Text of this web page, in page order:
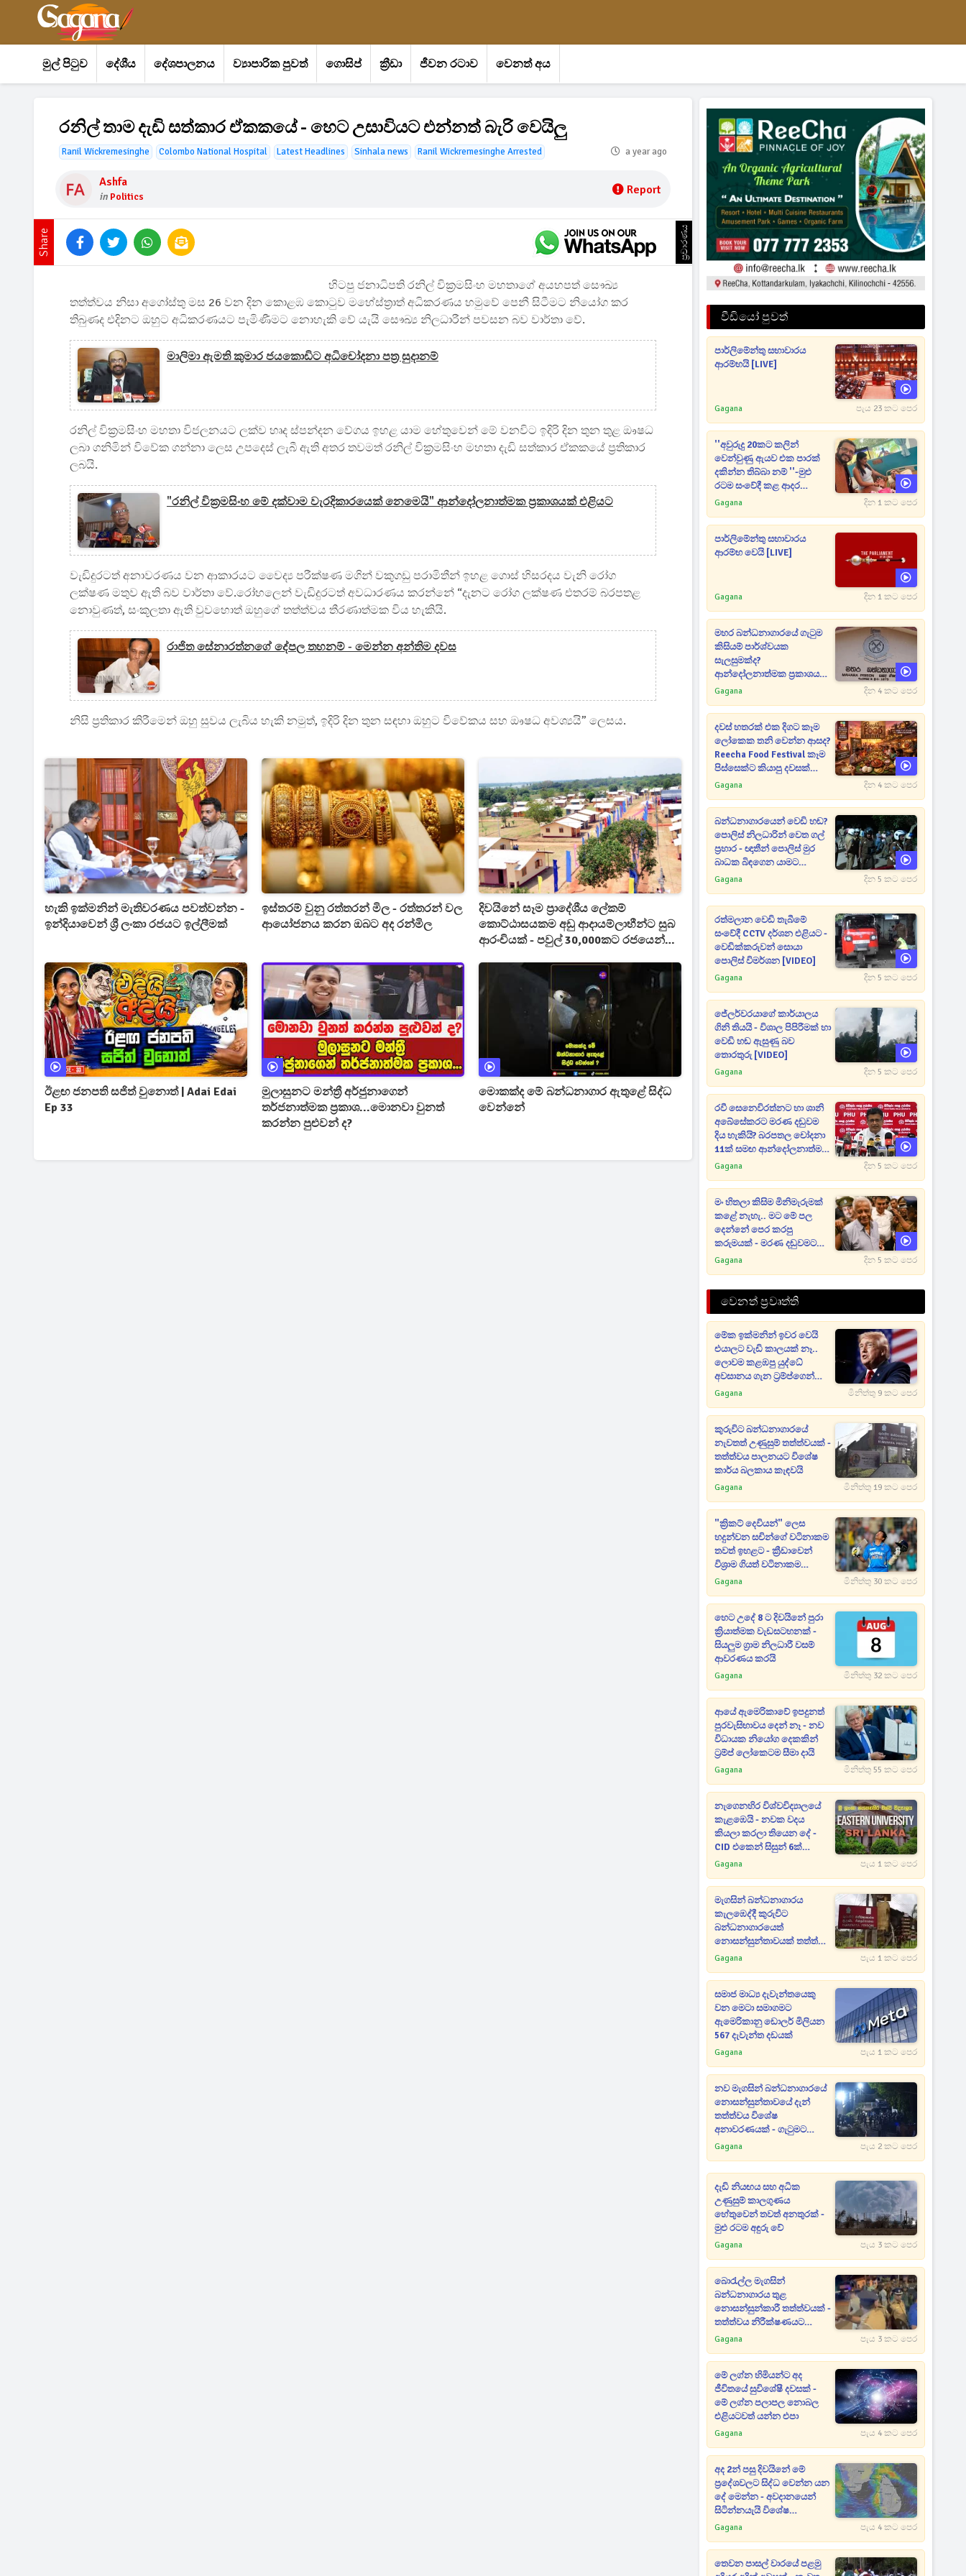
මුල් පිටුව දේශීය දේශපාලනය ව්‍යාපාරික පුවත් ගොසිප් ක්‍රීඩා ජීවන රටාව වෙනත් අය
රනිල් තාම දැඩි සත්කාර ඒකකයේ - හෙට උසාවියට එන්නත් බැරි වෙයිලු
Ranil Wickremesinghe Colombo National Hospital Latest Headlines Sinhala news Ranil Wickremesinghe Arrested a year ago
Ashfa
in Politics Report
Share ප්‍රචාරණය
හිටපු ජනාධිපති රනිල් වික්‍රමසිංහ මහතාගේ අයහපත් සෞඛ්‍ය
තත්ත්වය නිසා අගෝස්තු මස 26 වන දින කොළඹ කොටුව මහේස්ත්‍රාත් අධිකරණය හමුවේ පෙනී සිටීමට නියෝග කර
තිබුණද එදිනට ඔහුට අධිකරණයට පැමිණීමට නොහැකි වේ යැයි සෞඛ්‍ය නිලධාරීන් පවසන බව වාර්තා වේ.
මාලිමා ඇමති කුමාර ජයකොඩිට අධිචෝදනා පත‍්‍ර සුදානම්
රනිල් වික්‍රමසිංහ මහතා විජලනයට ලක්ව හෘද ස්පන්දන වේගය ඉහළ යාම හේතුවෙන් මේ වනවිට ඉදිරි දින තුන තුළ ඖෂධ
ලබා ගනිමින් විවේක ගන්නා ලෙස උපදෙස් ලැබී ඇති අතර තවමත් රනිල් වික්‍රමසිංහ මහතා දැඩි සත්කාර ඒකකයේ ප්‍රතිකාර
ලබයි.
"රනිල් වික්‍රමසිංහ මේ දක්වාම වැරදිකාරයෙක් නෙමෙයි" ආන්දෝලනාත්මක ප්‍රකාශයක් එළියට
වැඩිදුරටත් අනාවරණය වන ආකාරයට වෛද්‍ය පරීක්ෂණ මගින් වකුගඩු පරාමිතීන් ඉහළ ගොස් හිසරදය වැනි රෝග
ලක්ෂණ මතුව ඇති බව වාර්තා වේ.රෝහලෙන් වැඩිදුරටත් අවධාරණය කරන්නේ “දැනට රෝග ලක්ෂණ එතරම් බරපතළ
නොවුණත්, සංකූලතා ඇති වුවහොත් ඔහුගේ තත්ත්වය තීරණාත්මක විය හැකියි.
රාජිත සේනාරත්නගේ දේපල තහනම් - මෙන්න අන්තිම දවස
නිසි ප්‍රතිකාර කිරීමෙන් ඔහු සුවය ලැබිය හැකි නමුත්, ඉදිරි දින තුන සඳහා ඔහුට විවේකය සහ ඖෂධ අවශ්‍යයි” ලෙසය.
හැකි ඉක්මනින් මැතිවරණය පවත්වන්න -
ඉන්දියාවෙන් ශ්‍රී ලංකා රජයට ඉල්ලීමක්
ඉස්තරම් වුනු රත්තරන් මිල - රත්තරන් වල
ආයෝජනය කරන ඔබට අද රන්මිල
දිවයිනේ සෑම ප්‍රාදේශීය ලේකම්
කොට්ඨාසයකම අඩු ආදායම්ලාභීන්ට සුබ
ආරංචියක් - පවුල් 30,000කට රජයෙන්
ඊළඟ ජනපති සජිත් වුනොත් | Adai Edai
Ep 33
මුලාසුනට මන්ත්‍රී අර්ජුනාගෙන්
තර්ජනාත්මක ප්‍රකාශ...මොනවා වුනත්
කරන්න පුළුවන් ද?
මොකක්ද මේ බන්ධනාගාර ඇතුළේ සිද්ධ
වෙන්නේ
වීඩියෝ පුවත්
පාර්ලිමේන්තු සභාවාරය
ආරම්භයි [LIVE]
Gagana පැය 23 කට පෙර
''අවුරුදු 20කට කලින්
වෙන්වුණු ඇයව එක පාරක්
දකින්න තිබ්බා නම් ''-මුළු
රටම සංවේදී කළ ආදර
අමරණීය මතකය
Gagana දින 1 කට පෙර
පාර්ලිමේන්තු සභාවාරය
ආරම්භ වෙයි [LIVE]
Gagana දින 1 කට පෙර
මහර බන්ධනාගාරයේ ගැටුම
කිසියම් පාර්ශ්වයක
සැලසුමක්ද?
ආන්දෝලනාත්මක ප්‍රකාශයක්
එළියට [VIDEO]
Gagana දින 4 කට පෙර
දවස් හතරක් එක දිගට කෑම
ලෝකෙක තනි වෙන්න ආසද?
Reecha Food Festival කෑම
පිස්සෙක්ට කියාපු දවසක්
මෙන්න
Gagana දින 4 කට පෙර
බන්ධනාගාරයෙන් වෙඩි හඬ?
පොලිස් නිලධාරින් වෙත ගල්
ප්‍රහාර - ඥාතීන් පොලිස් මුර
බාධක බිඳගෙන යාමට
උත්සාහයක [VIDEO]
Gagana දින 5 කට පෙර
රත්මලාන වෙඩි තැබීමේ
සංවේදී CCTV දර්ශන එළියට -
වෙඩික්කරුවන් සොයා
පොලිස් විමර්ශන [VIDEO]
Gagana දින 5 කට පෙර
ජේලර්වරයාගේ කාර්යාලය
ගිනි තියයි - විශාල පිපිරීමක් හා
වෙඩි හඬ ඇසුණු බව
තොරතුරු [VIDEO]
Gagana දින 5 කට පෙර
රවී සෙනෙවිරත්නට හා ශානි
අබේසේකරට මරණ දඬුවම
දිය හැකියි? බරපතල චෝදනා
11ක් සමඟ ආන්දෝලනාත්මක
ප්‍රකාශයක් [VIDEO]
Gagana දින 5 කට පෙර
මං හිතලා කිසිම මිනිමැරුමක්
කළේ නැහැ.. මට මේ පල
දෙන්නේ පෙර කරපු
කරුමයක් - මරණ දඬුවමට
කළින් කට ඇරපු පූජිත් හඬා
Gagana දින 5 කට පෙර
වෙනත් ප්‍රවෘත්ති
මේක ඉක්මනින් ඉවර වෙයි
එයාලට වැඩි කාලයක් නෑ..
ලොවම කළඹපු යුද්ධේ
අවසානය ගැන ට්‍රම්ප්ගෙන්
ඇඟ හිරි වැටෙන ප්‍රකාශයක්
Gagana මිනිත්තු 9 කට පෙර
කුරුවිට බන්ධනාගාරයේ
නැවතත් උණුසුම් තත්ත්වයක් -
තත්ත්වය පාලනයට විශේෂ
කාර්ය බලකාය කැඳවයි
Gagana මිනිත්තු 19 කට පෙර
"ක්‍රිකට් දෙවියන්" ලෙස
හදුන්වන සචින්ගේ වටිනාකම
තවත් ඉහළට - ක්‍රීඩාවෙන්
විශ්‍රාම ගියත් වටිනාකම
අඩුවෙලා නැහැ
Gagana මිනිත්තු 30 කට පෙර
හෙට උදේ 8 ට දිවයිනේ පුරා
ක්‍රියාත්මක වැඩසටහනක් -
සියලුම ග්‍රාම නිලධාරී වසම්
ආවරණය කරයි
Gagana මිනිත්තු 32 කට පෙර
ආයේ ඇමෙරිකාවේ ඉපදුනත්
පුරවැසිභාවය දෙන් නෑ - නව
විධායක නියෝග දෙකකින්
ට්‍රම්ප් ලෝකෙටම සීමා දායි
Gagana මිනිත්තු 55 කට පෙර
නැගෙනහිර විශ්වවිද්‍යාලයේ
කැළඹෙයි - නවක වදය
කියලා කරලා තියෙන දේ -
CID එකෙන් සිසුන් 6ක්
අත්අඩංගුවට
Gagana පැය 1 කට පෙර
මැගසින් බන්ධනාගාරය
කැලඹෙද්දී කුරුවිට
බන්ධනාගාරයෙත්
නොසන්සුන්තාවයක් තත්ත්වය
පාලනයට පොලිසියෙන් කඳුළු
Gagana පැය 1 කට පෙර
සමාජ මාධ්‍ය දැවැන්තයෙකු
වන මෙටා සමාගමට
ඇමෙරිකානු ඩොලර් මිලියන
567 දැවැන්ත දඩයක්
Gagana පැය 1 කට පෙර
නව මැගසින් බන්ධනාගාරයේ
නොසන්සුන්තාවයේ දැන්
තත්ත්වය විශේෂ
අනාවරණයක් - ගැටුමට
හේතුවත් හෙළිවෙයි
Gagana පැය 2 කට පෙර
දැඩි නියඟය සහ අධික
උණුසුම් කාලගුණය
හේතුවෙන් තවත් අනතුරක් -
මුළු රටම අඳුරු වේ
Gagana පැය 3 කට පෙර
බොරැල්ල මැගසින්
බන්ධනාගාරය තුළ
නොසන්සුන්කාරී තත්ත්වයක් -
තත්ත්වය නිරීක්ෂණයට
ඩ්‍රෝන යානා ද යොදවයි
Gagana පැය 3 කට පෙර
මේ ලග්න හිමියන්ට අද
ජීවිතයේ සුවිශේෂී දවසක් -
මේ ලග්න පලාපල නොබල
එළියටවත් යන්න එපා
Gagana පැය 4 කට පෙර
අද 2න් පසු දිවයිනේ මේ
ප්‍රදේශවලට සිද්ධ වෙන්න යන
දේ මෙන්න - අවදානයෙන්
සිටින්නයැයි විශේෂ
නිවේදනයක්
Gagana පැය 4 කට පෙර
තෙවන පාසල් වාරයේ පළමු